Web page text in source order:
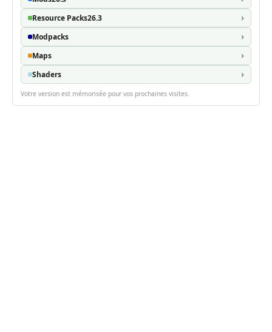
Resource Packs26.3
Modpacks
Maps
Shaders
Votre version est mémorisée pour vos prochaines visites.